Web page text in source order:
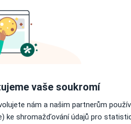
nejsou k dispozici
informace o svých službách.
vaše soukromí
nám a našim partnerům
ke shromažďování údajů pro